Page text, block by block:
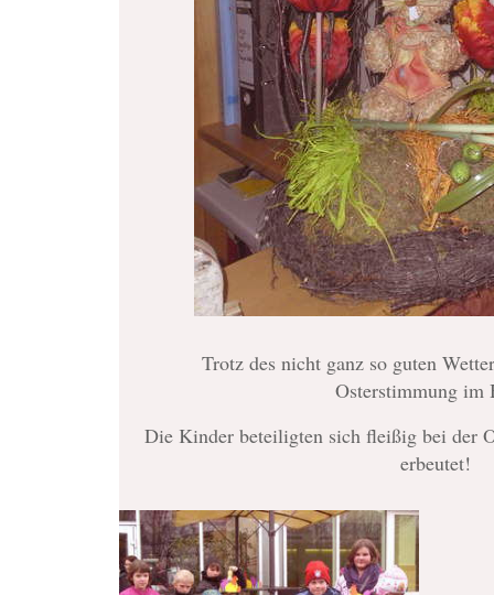
Trotz des nicht ganz so guten
Osterstimmung im
Die Kinder beteiligten sich fleißig bei der
erbeutet!